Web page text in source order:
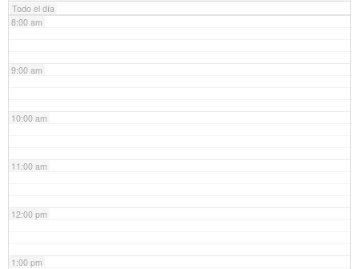
Todo el día
8:00 am
9:00 am
10:00 am
11:00 am
12:00 pm
1:00 pm